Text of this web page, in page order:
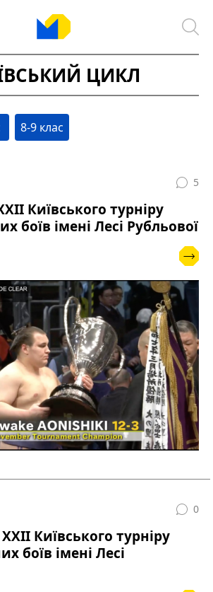
ЦИКЛ
8-9 клас
5
Київського турніру
боїв імені Лесі Рубльової
0
Київського турніру
боїв імені Лесі